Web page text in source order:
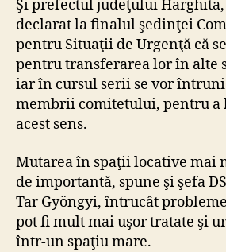
Şi prefectul judeţului Harghita,
declarat la finalul şedinţei
pentru Situaţii de Urgenţă că
pentru transferarea lor în alte
iar în cursul serii se vor
membrii comitetului, pentru a
acest sens.
Mutarea în spaţii locative mai
de importantă, spune şi şefa
Tar Gyöngyi, întrucât
pot fi mult mai uşor tratate şi
într-un spaţiu mare.